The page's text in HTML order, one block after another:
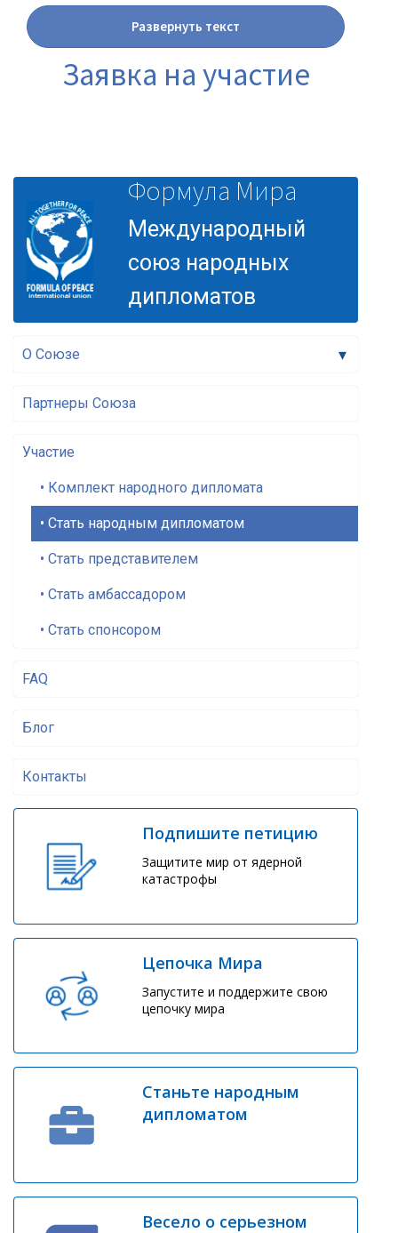
Развернуть текст
Заявка на участие
Формула Мира
Международный
союз народных
дипломатов
О Союзе ▾
Партнеры Союза
Участие
• Комплект народного дипломата
• Стать народным дипломатом
• Стать представителем
• Стать амбассадором
• Стать спонсором
FAQ
Блог
Контакты
Подпишите петицию
Защитите мир от ядерной
катастрофы
Цепочка Мира
Запустите и поддержите свою
цепочку мира
Станьте народным
дипломатом
Весело о серьезном